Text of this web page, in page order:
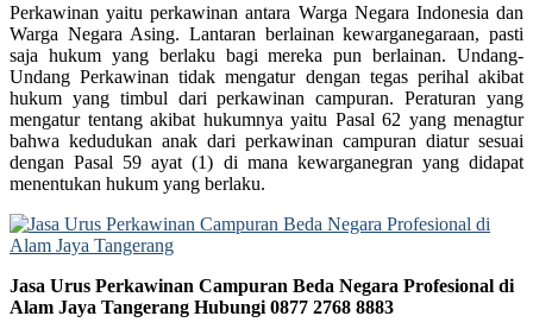
Perkawinan yaitu perkawinan antara Warga Negara Indonesia dan
Warga Negara Asing. Lantaran berlainan kewarganegaraan, pasti
saja hukum yang berlaku bagi mereka pun berlainan. Undang-
Undang Perkawinan tidak mengatur dengan tegas perihal akibat
hukum yang timbul dari perkawinan campuran. Peraturan yang
mengatur tentang akibat hukumnya yaitu Pasal 62 yang menagtur
bahwa kedudukan anak dari perkawinan campuran diatur sesuai
dengan Pasal 59 ayat (1) di mana kewarganegran yang didapat
menentukan hukum yang berlaku.
Jasa Urus Perkawinan Campuran Beda Negara Profesional di
Alam Jaya Tangerang Hubungi 0877 2768 8883